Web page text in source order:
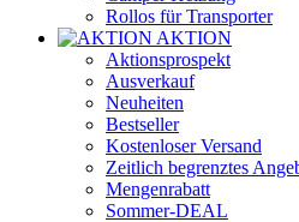
Rollos für Transporter
AKTION
Aktionsprospekt
Ausverkauf
Neuheiten
Bestseller
Kostenloser Versand
Zeitlich begrenztes
Mengenrabatt
Sommer-DEAL